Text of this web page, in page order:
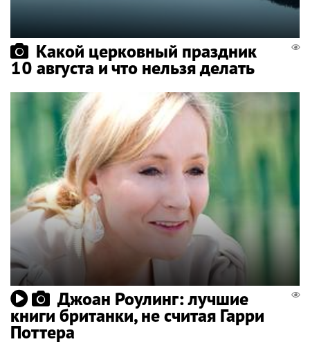
Какой церковный праздник
10 августа и что нельзя делать
Джоан Роулинг: лучшие
книги британки, не считая Гарри
Поттера